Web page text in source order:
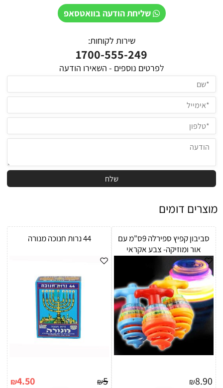
שליחת הודעה בוואטסאפ
שירות לקוחות:
1700-555-249
לפרטים נוספים - השאירו הודעה
מוצרים דומים
סביבון קפיץ ספירלה 9ס"מ עם
אור ומוזיקה- צבע אקראי
₪8.90
44 נרות חנוכה מנורה
₪5
₪4.50